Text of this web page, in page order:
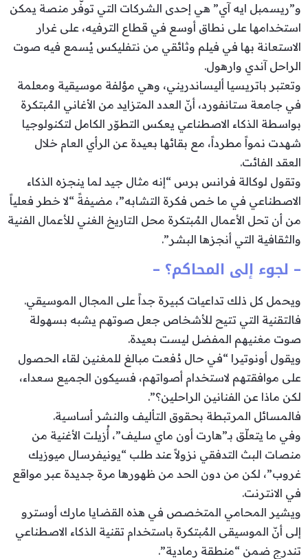
و”ريسمبل ايه آي” هي إحدى الشركات التي توفّر منصة يمكن
استخدامها على نطاق أوسع في قطاع الترفيه، على غرار
الاستعانة بها في فيلم وثائقي من نتفليكس يُسمع فيه صوت
الراحل آندي وارهول.
وتعتبر باتريسيا أليساندريني، وهي مؤلفة موسيقية ومعلمة
في جامعة ستانفورد، أنّ العدد المتزايد من الأغاني المُبتكرة
بواسطة الذكاء الاصطناعي يعكس التطوّر الكامل لتكنولوجيا
شهدت نمواً مطرداً، مع بقائها بعيدة عن الرأي العام خلال
العقد الفائت.
وتقول لوكالة فرانس برس “إنه مثال جيد لما ينجزه الذكاء
الاصطناعي في ما خص فكرة التشابه”، مضيفةً “لا خطر فعلياً
من أن تحل الأعمال المُبتكرة محل التاريخ الغني للأعمال الفنية
والثقافية التي أنجزها البشر”.
– لجوء إلى المحاكم؟ –
ويحمل كل ذلك تداعيات كبيرة جداً على المجال الموسيقي.
فالتقنية التي تتيح للأشخاص جعل صوتهم يشبه بسهولة
صوت مغنيهم المفضل ليست بعيدة.
ويقول أونوتيرا “في حال دُفعت مبالغ للمغنين لقاء الحصول
على موافقتهم لاستخدام أصواتهم، فسيكون الجميع سعداء،
لكن ماذا عن الفنانين الراحلين؟”.
فالمسائل المرتبطة بحقوق التأليف والنشر أساسية.
وفي ما يتعلّق بـ”هارت أون ماي سليف”، أُزيلت الأغنية من
منصات البث التدفقي نزولاً عند طلب “يونيفرسال ميوزيك
غروب”، لكن من دون الحد من ظهورها مرة جديدة عبر مواقع
في الانترنت.
ويشير المحامي المتخصص في هذه القضايا مارك أوسترو
إلى أنّ الموسيقى المُبتكرة باستخدام تقنية الذكاء الاصطناعي
تندرج ضمن “منطقة رمادية”.